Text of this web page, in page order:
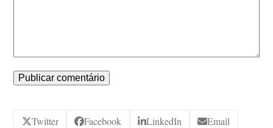
Twitter Facebook LinkedIn Email